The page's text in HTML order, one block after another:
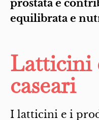
prostata e
equilibrata e
Latticini
caseari
I latticini e i